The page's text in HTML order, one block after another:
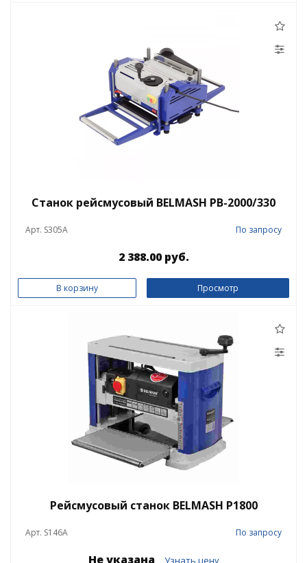
Станок рейсмусовый BELMASH PB-2000/330
Арт. S305A По запросу
2 388.00 руб.
В корзину Просмотр
Рейсмусовый станок BELMASH P1800
Арт. S146A По запросу
Не указана Узнать цену